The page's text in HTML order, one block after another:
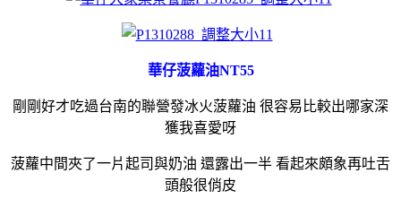
華仔菠蘿油NT55
剛剛好才吃過台南的聯營發冰火菠蘿油 很容易比較出哪家深
獲我喜愛呀
菠蘿中間夾了一片起司與奶油 還露出一半 看起來頗象再吐舌
頭般很俏皮